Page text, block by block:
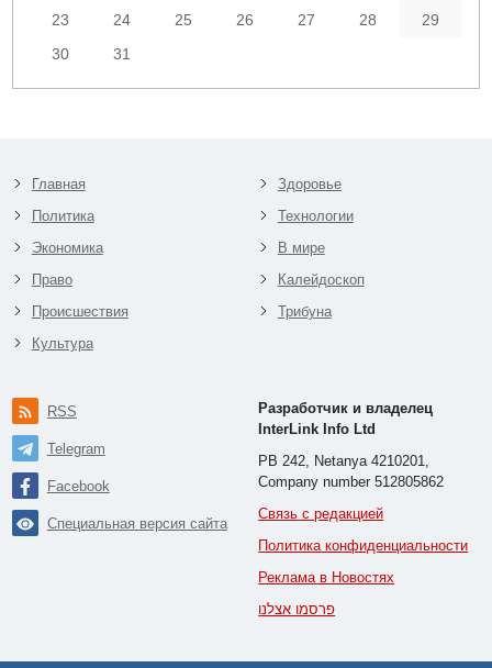
23
24 25 26 27 28
29
30
31
Главная
Политика
Экономика
Право
Происшествия
Культура
Здоровье
Технологии
В мире
Калейдоскоп
Трибуна
RSS
Telegram
Facebook
Специальная версия сайта
Разработчик и владелец
InterLink Info Ltd
PB 242, Netanya 4210201,
Company number 512805862
Связь с редакцией
Политика конфиденциальности
Реклама в Новостях
פרסמו אצלנו